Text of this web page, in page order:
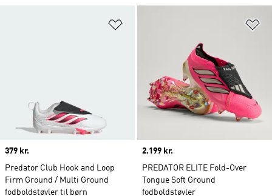
Price
379 kr.
Predator Club Hook and Loop
Firm Ground / Multi Ground
fodboldstøvler til børn
Price
2.199 kr.
PREDATOR ELITE Fold-Over
Tongue Soft Ground
fodboldstøvler